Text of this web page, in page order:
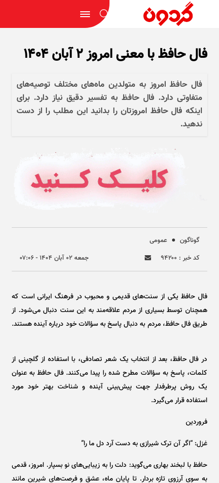
فال حافظ با معنی امروز ۲ آبان ۱۴۰۴
فال حافظ امروز به متولدین ماه‌های مختلف توصیه‌های
متفاوتی دارد. فال حافظ به تفسیر دقیق نیاز دارد. برای
اینکه فال حافظ امروزتان را بدانید این مطلب را از دست
ندهید.
گوناگون
عمومی
کد خبر : ۹۴۲۰۰
جمعه ۰۲ آبان ۱۴۰۴ - ۰۷:۰۶
فال حافظ یکی از سنت‌های قدیمی و محبوب در فرهنگ ایرانی است که
همچنان توسط بسیاری از مردم علاقه‌مند به این سنت دنبال می‌شود. از
طریق فال حافظ، مردم به دنبال پاسخ به سؤالات خود درباره آینده هستند.
در فال حافظ، بعد از انتخاب یک شعر تصادفی، با استفاده از گلچینی از
کلمات، پاسخ به سؤالات مطرح شده را پیدا می‌کنند. فال حافظ به عنوان
یک روش پرطرفدار جهت پیش‌بینی آینده و شناخت بهتر خود مورد
استفاده قرار می‌گیرد.
فروردین
غزل: “اگر آن ترک شیرازی به دست آرد دل ما را”
حافظ با لبخند بهاری می‌گوید: دلت را به زیبایی‌های نو بسپار. امروز، قدمی
به سوی آرزوی تازه بردار. تا پایان ماه، عشق و فرصت‌های شیرین مانند